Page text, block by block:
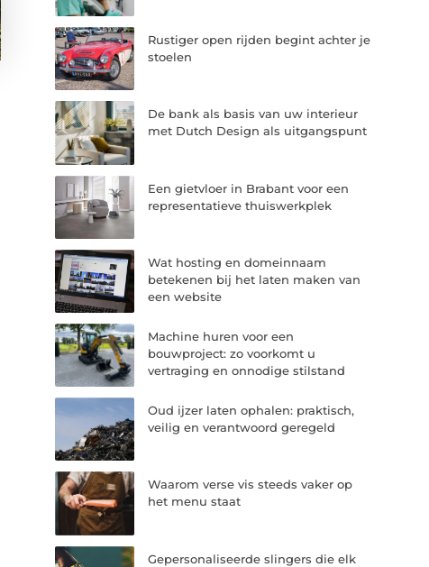
Rustiger open rijden begint achter je
stoelen
De bank als basis van uw interieur
met Dutch Design als uitgangspunt
Een gietvloer in Brabant voor een
representatieve thuiswerkplek
Wat hosting en domeinnaam
betekenen bij het laten maken van
een website
Machine huren voor een
bouwproject: zo voorkomt u
vertraging en onnodige stilstand
Oud ijzer laten ophalen: praktisch,
veilig en verantwoord geregeld
Waarom verse vis steeds vaker op
het menu staat
Gepersonaliseerde slingers die elk